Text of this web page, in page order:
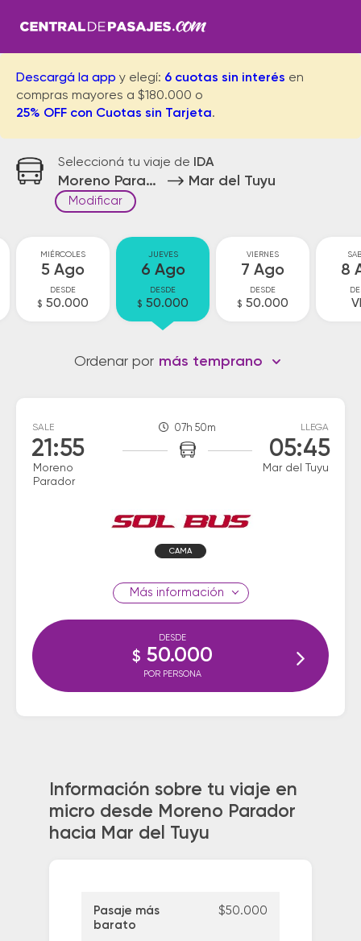
Descargá la app y elegí: 6 cuotas sin interés en
compras mayores a $180.000 o
25% OFF con Cuotas sin Tarjeta.
Seleccioná tu viaje de IDA
Moreno Parador Mar del Tuyu
Modificar
MIÉRCOLES
5 Ago
DESDE
$ 50.000
JUEVES
6 Ago
DESDE
$ 50.000
VIERNES
7 Ago
DESDE
$ 50.000
8
Ordenar por más temprano
SALE
21:55
Moreno
Parador
07h 50m LLEGA
05:45
Mar del Tuyu
CAMA
información
DESDE
$ 50.000
POR PERSONA
Información sobre tu viaje en
micro desde Moreno Parador
hacia Mar del Tuyu
Pasaje más
barato
$50.000